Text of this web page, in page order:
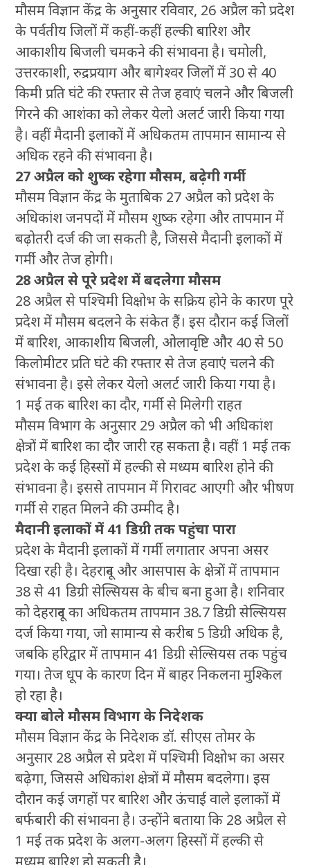
मौसम विज्ञान केंद्र के अनुसार रविवार, 26 अप्रैल को प्रदेश
के पर्वतीय जिलों में कहीं-कहीं हल्की बारिश और
आकाशीय बिजली चमकने की संभावना है। चमोली,
उत्तरकाशी, रुद्रप्रयाग और बागेश्वर जिलों में 30 से 40
किमी प्रति घंटे की रफ्तार से तेज हवाएं चलने और बिजली
गिरने की आशंका को लेकर येलो अलर्ट जारी किया गया
है। वहीं मैदानी इलाकों में अधिकतम तापमान सामान्य से
अधिक रहने की संभावना है।
27 अप्रैल को शुष्क रहेगा मौसम, बढ़ेगी गर्मी
मौसम विज्ञान केंद्र के मुताबिक 27 अप्रैल को प्रदेश के
अधिकांश जनपदों में मौसम शुष्क रहेगा और तापमान में
बढ़ोतरी दर्ज की जा सकती है, जिससे मैदानी इलाकों में
गर्मी और तेज होगी।
28 अप्रैल से पूरे प्रदेश में बदलेगा मौसम
28 अप्रैल से पश्चिमी विक्षोभ के सक्रिय होने के कारण पूरे
प्रदेश में मौसम बदलने के संकेत हैं। इस दौरान कई जिलों
में बारिश, आकाशीय बिजली, ओलावृष्टि और 40 से 50
किलोमीटर प्रति घंटे की रफ्तार से तेज हवाएं चलने की
संभावना है। इसे लेकर येलो अलर्ट जारी किया गया है।
1 मई तक बारिश का दौर, गर्मी से मिलेगी राहत
मौसम विभाग के अनुसार 29 अप्रैल को भी अधिकांश
क्षेत्रों में बारिश का दौर जारी रह सकता है। वहीं 1 मई तक
प्रदेश के कई हिस्सों में हल्की से मध्यम बारिश होने की
संभावना है। इससे तापमान में गिरावट आएगी और भीषण
गर्मी से राहत मिलने की उम्मीद है।
मैदानी इलाकों में 41 डिग्री तक पहुंचा पारा
प्रदेश के मैदानी इलाकों में गर्मी लगातार अपना असर
दिखा रही है। देहरादून और आसपास के क्षेत्रों में तापमान
38 से 41 डिग्री सेल्सियस के बीच बना हुआ है। शनिवार
को देहरादून का अधिकतम तापमान 38.7 डिग्री सेल्सियस
दर्ज किया गया, जो सामान्य से करीब 5 डिग्री अधिक है,
जबकि हरिद्वार में तापमान 41 डिग्री सेल्सियस तक पहुंच
गया। तेज धूप के कारण दिन में बाहर निकलना मुश्किल
हो रहा है।
क्या बोले मौसम विभाग के निदेशक
मौसम विज्ञान केंद्र के निदेशक डॉ. सीएस तोमर के
अनुसार 28 अप्रैल से प्रदेश में पश्चिमी विक्षोभ का असर
बढ़ेगा, जिससे अधिकांश क्षेत्रों में मौसम बदलेगा। इस
दौरान कई जगहों पर बारिश और ऊंचाई वाले इलाकों में
बर्फबारी की संभावना है। उन्होंने बताया कि 28 अप्रैल से
1 मई तक प्रदेश के अलग-अलग हिस्सों में हल्की से